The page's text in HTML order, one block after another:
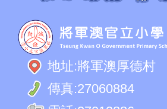
地址:將軍澳厚德村
傳真:27060884